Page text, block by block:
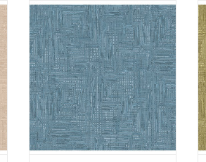
Stof 100% katoen Grass roots
wide back (275 cm breed!) blauw
TOEVOEGEN AAN WINKELWAGEN